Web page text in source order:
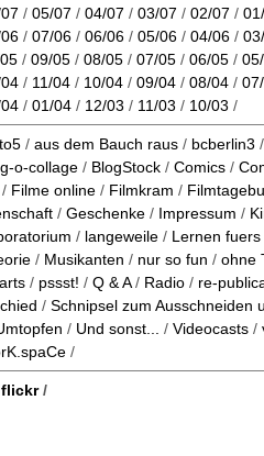
/ 05/07 / 04/07 / 03/07 / 02/07 /
/ 07/06 / 06/06 / 05/06 / 04/06 /
/ 09/05 / 08/05 / 07/05 / 06/05 /
/ 11/04 / 10/04 / 09/04 / 08/04 /
/ 01/04 / 12/03 / 11/03 / 10/03 /
/ aus dem Bauch raus / bcberlin3
o-collage / BlogStock / Comics /
/ Filme online / Filmkram /
/ Geschenke / Impressum /
/ langeweile / Lernen
/ Musikanten / nur so fun / ohne
/ pssst! / Q & A/ Radio / re-
/ Schnipsel zum Ausschneiden
/ Und sonst... / Videocasts /
/
flickr/